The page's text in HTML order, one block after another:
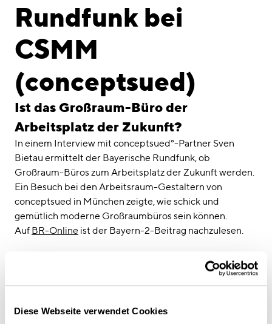
Diese Webseite verwendet Cookies
linkedininstagram
English
Impressum
Datenschutz
Rundfunk bei
CSMM
(conceptsued)
Ist das Großraum-Büro der
Arbeitsplatz der Zukunft?
In einem Interview mit conceptsued°-Partner Sven
Bietau ermittelt der Bayerische Rundfunk, ob
Großraum-Büros zum Arbeitsplatz der Zukunft werden.
Ein Besuch bei den Arbeitsraum-Gestaltern von
conceptsued in München zeigte, wie schick und
gemütlich moderne Großraumbüros sein können.
Auf BR-Online ist der Bayern-2-Beitrag nachzulesen.